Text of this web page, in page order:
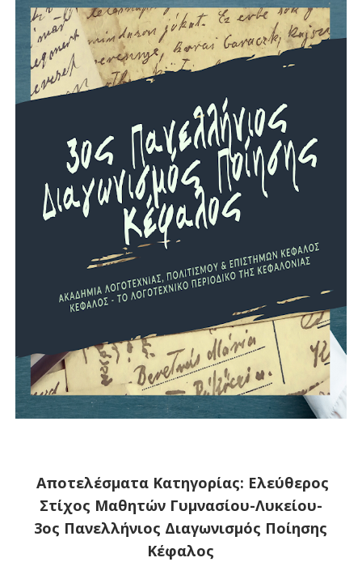
Αποτελέσματα Κατηγορίας: Ελεύθερος
Στίχος Μαθητών Γυμνασίου-Λυκείου-
3ος Πανελλήνιος Διαγωνισμός Ποίησης
Κέφαλος